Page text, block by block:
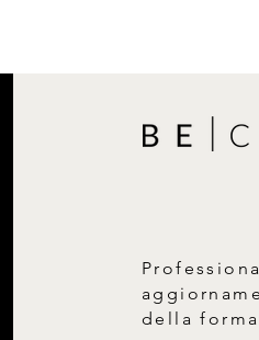
della